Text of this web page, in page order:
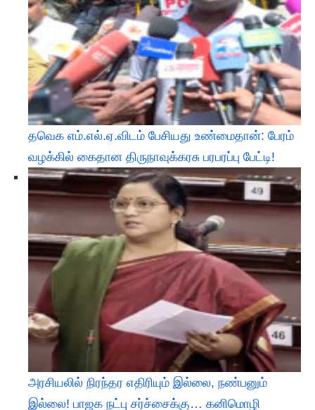
தவெக எம்.எல்.ஏ.விடம் பேசியது உண்மைதான்: பேரம்
வழக்கில் கைதான திருநாவுக்கரசு பரபரப்பு பேட்டி!
அரசியலில் நிரந்தர எதிரியும் இல்லை, நண்பனும்
இல்லை! பாஜக நட்பு சர்ச்சைக்கு… கனிமொழி